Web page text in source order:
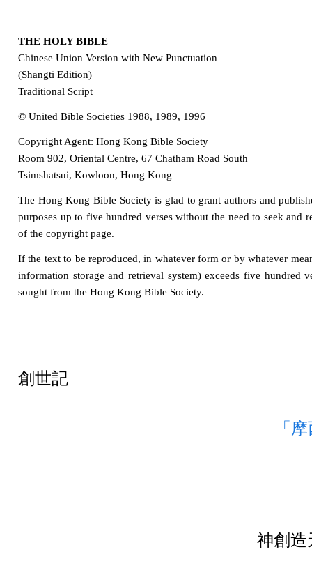
THE HOLY BIBLE
Chinese Union Version with New Punctuation
(Shangti Edition)
Traditional Script
© United Bible Societies 1988, 1989, 1996
Copyright Agent: Hong Kong Bible Society
Room 902, Oriental Centre, 67 Chatham Road South
Tsimshatsui, Kowloon, Hong Kong
The Hong Kong Bible Society is glad to grant authors and
purposes up to five hundred verses without the need to seek
of the copyright page.
If the text to be reproduced, in whatever form or by whatever
information storage and retrieval system) exceeds five hundred
sought from the Hong Kong Bible Society.
創世記
「
神創造